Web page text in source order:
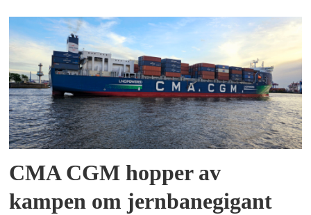
CMA CGM hopper av
kampen om jernbanegigant